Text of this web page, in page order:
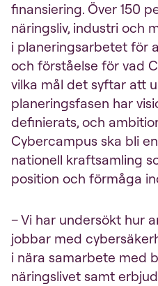
finansiering. Över 150
näringsliv, industri och
i planeringsarbetet för
och förståelse för vad
vilka mål det syftar att
planeringsfasen har
definierats, och
Cybercampus ska bli
nationell kraftsamling
position och förmåga
– Vi har undersökt hur
jobbar med
i nära samarbete med
näringslivet samt